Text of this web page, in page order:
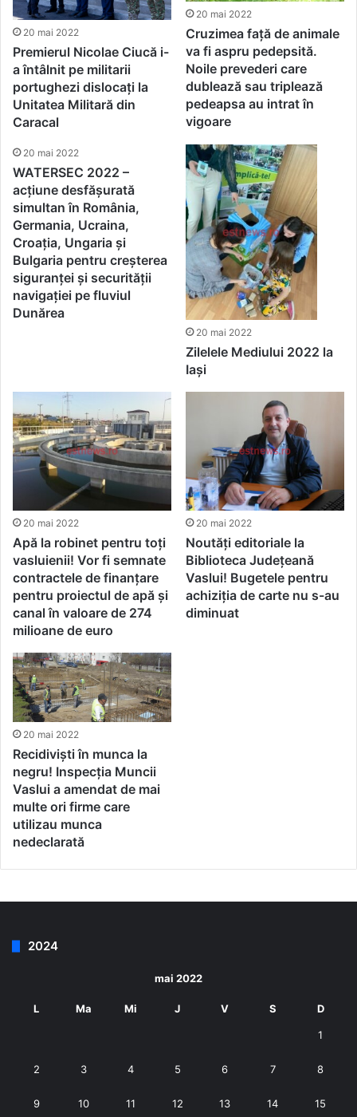
20 mai 2022
Premierul Nicolae Ciucă i-
a întâlnit pe militarii
portughezi dislocați la
Unitatea Militară din
Caracal
20 mai 2022
Cruzimea față de animale
va fi aspru pedepsită.
Noile prevederi care
dublează sau triplează
pedeapsa au intrat în
vigoare
20 mai 2022
WATERSEC 2022 –
acțiune desfășurată
simultan în România,
Germania, Ucraina,
Croația, Ungaria și
Bulgaria pentru creşterea
siguranţei şi securităţii
navigaţiei pe fluviul
Dunărea
20 mai 2022
Zilelele Mediului 2022 la
Iaşi
20 mai 2022
Apă la robinet pentru toți
vasluienii! Vor fi semnate
contractele de finanțare
pentru proiectul de apă și
canal în valoare de 274
milioane de euro
20 mai 2022
Noutăți editoriale la
Biblioteca Județeană
Vaslui! Bugetele pentru
achiziția de carte nu s-au
diminuat
20 mai 2022
Recidiviști în munca la
negru! Inspecția Muncii
Vaslui a amendat de mai
multe ori firme care
utilizau munca
nedeclarată
2024
mai 2022
L Ma Mi J V S D
1
2 3 4 5 6 7 8
9 10 11 12 13 14 15